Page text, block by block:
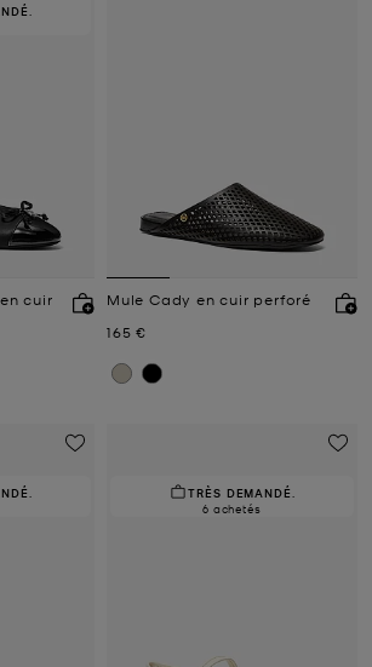
cuir
Mule Cady en cuir perforé
Prix actuel
165 €
TRÈS DEMANDÉ.
6 achetés